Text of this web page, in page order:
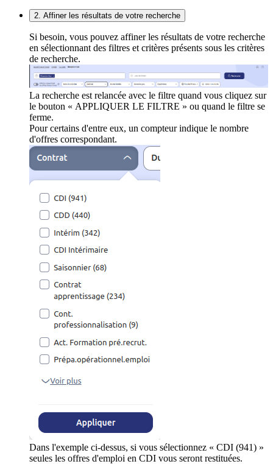
2. Affiner les résultats de votre recherche
Si besoin, vous pouvez affiner les résultats de votre recherche
en sélectionnant des filtres et critères présents sous les critères
de recherche.
La recherche est relancée avec le filtre quand vous cliquez sur
le bouton « APPLIQUER LE FILTRE » ou quand le filtre se
ferme.
Pour certains d'entre eux, un compteur indique le nombre
d'offres correspondant.
Dans l'exemple ci-dessus, si vous sélectionnez « CDI (941) »
seules les offres d'emploi en CDI vous seront restituées.